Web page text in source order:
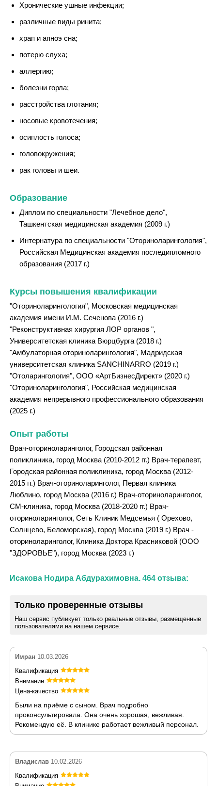
Хронические ушные инфекции;
различные виды ринита;
храп и апноэ сна;
потерю слуха;
аллергию;
болезни горла;
расстройства глотания;
носовые кровотечения;
осиплость голоса;
головокружения;
рак головы и шеи.
Образование
Диплом по специальности "Лечебное дело",
Ташкентская медицинская академия (2009 г.)
Интернатура по специальности "Оториноларингология",
Российская Медицинская академия последипломного
образования (2017 г.)
Курсы повышения квалификации
"Оториноларингология", Московская медицинская
академия имени И.М. Сеченова (2016 г.)
"Реконструктивная хирургия ЛОР органов ",
Университетская клиника Вюрцбурга (2018 г.)
"Амбулаторная оториноларингология", Мадридская
университетская клиника SANCHINARRO (2019 г.)
"Отоларингология", ООО «АртБизнесДирект» (2020 г.)
"Оториноларингология", Российская медицинская
академия непрерывного профессионального образования
(2025 г.)
Опыт работы
Врач-оториноларинголог, Городская районная
поликлиника, город Москва (2010-2012 гг.) Врач-терапевт,
Городская районная поликлиника, город Москва (2012-
2015 гг.) Врач-оториноларинголог, Первая клиника
Люблино, город Москва (2016 г.) Врач-оториноларинголог,
СМ-клиника, город Москва (2018-2020 гг.) Врач-
оториноларинголог, Сеть Клиник Медсемья ( Орехово,
Солнцево, Беломорская), город Москва (2019 г.) Врач -
оториноларинголог, Клиника Доктора Красниковой (ООО
"ЗДОРОВЬЕ"), город Москва (2023 г.)
Исакова Нодира Абдурахимовна. 464 отзыва:
Только проверенные отзывы
Наш сервис публикует только реальные отзывы, размещенные
пользователями на нашем сервисе.
Имран 10.03.2026
Квалификация
Внимание
Цена-качество
Были на приёме с сыном. Врач подробно
проконсультировала. Она очень хорошая, вежливая.
Рекомендую её. В клинике работает вежливый персонал.
Владислав 10.02.2026
Квалификация